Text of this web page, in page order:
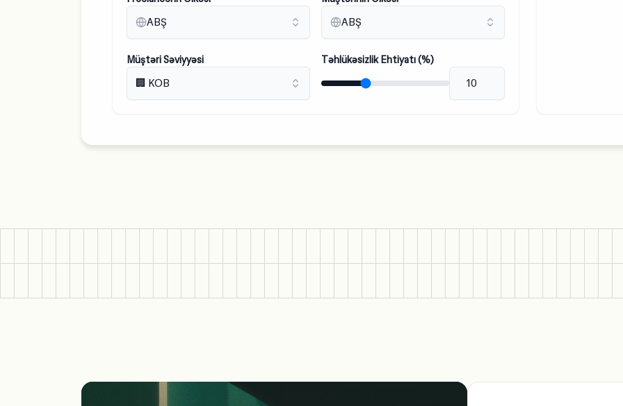
ABŞ ABŞ
Müştəri Səviyyəsi
🏢 KOB
Təhlükəsizlik Ehtiyatı (%)